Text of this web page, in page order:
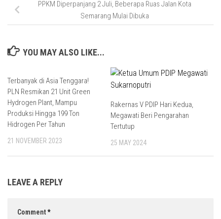
PPKM Diperpanjang 2 Juli, Beberapa Ruas Jalan Kota
Semarang Mulai Dibuka
YOU MAY ALSO LIKE...
Terbanyak di Asia Tenggara!
PLN Resmikan 21 Unit Green
Hydrogen Plant, Mampu
Produksi Hingga 199 Ton
Hidrogen Per Tahun
21 NOVEMBER 2023
Rakernas V PDIP Hari Kedua,
Megawati Beri Pengarahan
Tertutup
25 MAY 2024
LEAVE A REPLY
Comment*